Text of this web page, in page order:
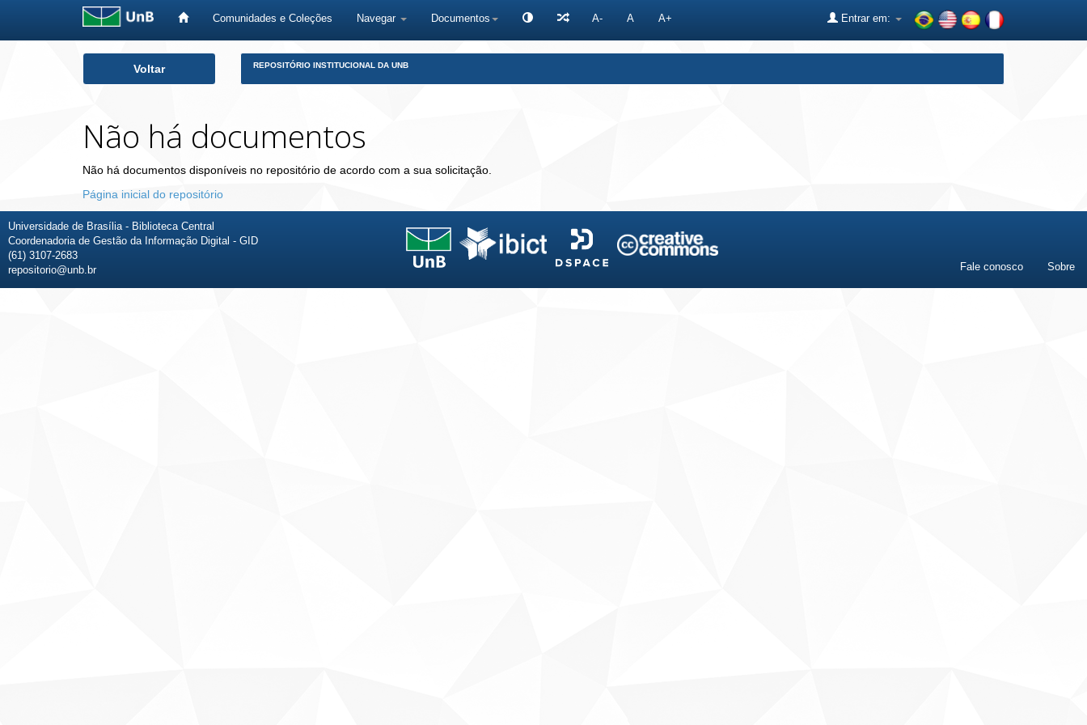
Comunidades e Coleções Navegar Documentos A- A A+ Entrar em:
Voltar REPOSITÓRIO INSTITUCIONAL DA UNB
Não há documentos
Não há documentos disponíveis no repositório de acordo com a sua solicitação.
Página inicial do repositório
Universidade de Brasília - Biblioteca Central
Coordenadoria de Gestão da Informação Digital - GID
(61) 3107-2683
repositorio@unb.br
Fale conosco Sobre